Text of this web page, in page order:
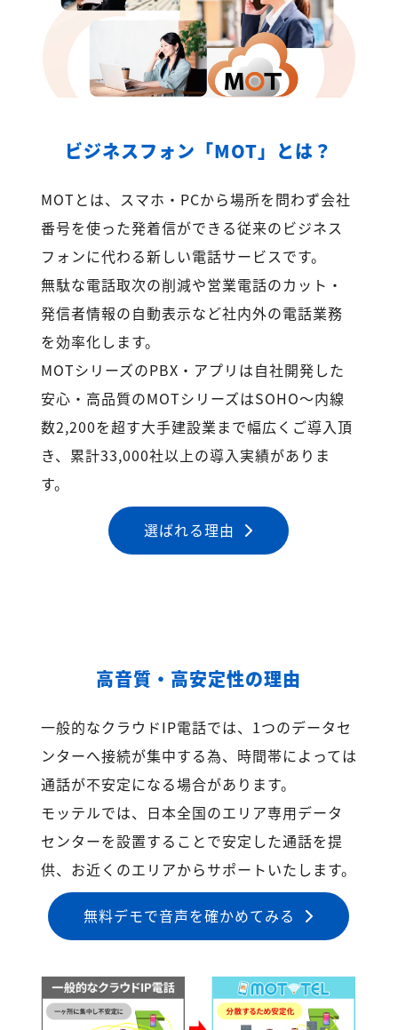
ビジネスフォン「MOT」とは？
MOTとは、スマホ・PCから場所を問わず会社
番号を使った発着信ができる従来のビジネス
フォンに代わる新しい電話サービスです。
無駄な電話取次の削減や営業電話のカット・
発信者情報の自動表示など社内外の電話業務
を効率化します。
MOTシリーズのPBX・アプリは自社開発した
安心・高品質のMOTシリーズはSOHO～内線
数2,200を超す大手建設業まで幅広くご導入頂
き、累計33,000社以上の導入実績がありま
す。
選ばれる理由
高音質・高安定性の理由
一般的なクラウドIP電話では、1つのデータセ
ンターへ接続が集中する為、時間帯によっては
通話が不安定になる場合があります。
モッテルでは、日本全国のエリア専用データ
センターを設置することで安定した通話を提
供、お近くのエリアからサポートいたします。
無料デモで音声を確かめてみる